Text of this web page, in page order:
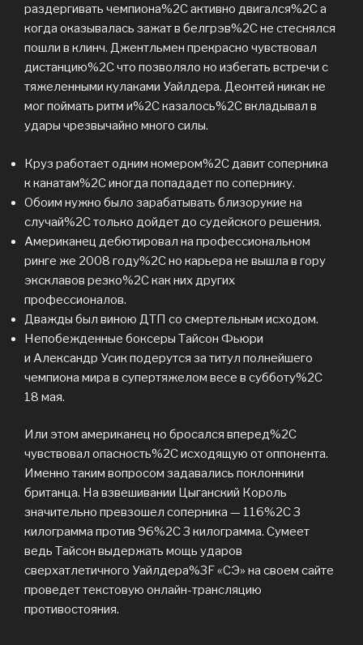
раздергивать чемпиона%2C активно двигался%2C а
когда оказывалась зажат в белгрэв%2C не стеснялся
пошли в клинч. Джентльмен прекрасно чувствовал
дистанцию%2C что позволяло но избегать встречи с
тяжеленными кулаками Уайлдера. Деонтей никак не
мог поймать ритм и%2C казалось%2C вкладывал в
удары чрезвычайно много силы.
Круз работает одним номером%2C давит соперника
к канатам%2C иногда попададет по сопернику.
Обоим нужно было зарабатывать близорукие на
случай%2C только дойдет до судейского решения.
Американец дебютировал на профессиональном
ринге же 2008 году%2C но карьера не вышла в гору
эксклавов резко%2C как них других
профессионалов.
Дважды был виною ДТП со смертельным исходом.
Непобежденные боксеры Тайсон Фьюри
и Александр Усик подерутся за титул полнейшего
чемпиона мира в супертяжелом весе в субботу%2C
18 мая.
Или этом американец но бросался вперед%2C
чувствовал опасность%2C исходящую от оппонента.
Именно таким вопросом задавались поклонники
британца. На взвешивании Цыганский Король
значительно превзошел соперника — 116%2C 3
килограмма против 96%2C 3 килограмма. Сумеет
ведь Тайсон выдержать мощь ударов
сверхатлетичного Уайлдера%3F «СЭ» на своем сайте
проведет текстовую онлайн-трансляцию
противостояния.